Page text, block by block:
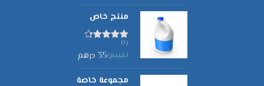
منتج خاص
تم التقييم
4.30 من 5
(0
تقييم)35 درهم
مجموعة خاصة